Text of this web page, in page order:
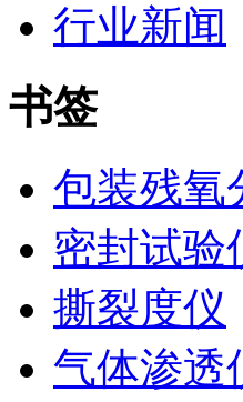
行业新闻
书签
包装残氧
密封试验
撕裂度仪
气体渗透